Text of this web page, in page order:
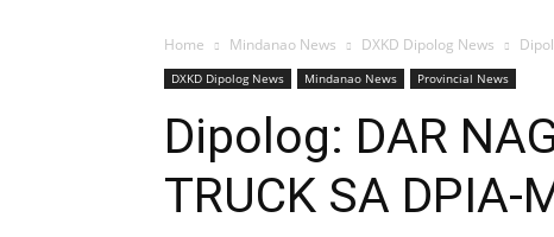
Home Mindanao News DXKD Dipolog News
DXKD Dipolog News Mindanao News Provincial News
Dipolog: DAR
TRUCK SA DPIA-